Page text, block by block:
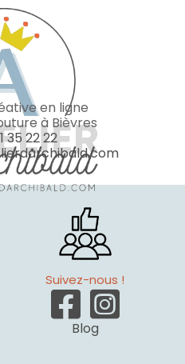
en ligne
à Bièvres
35 22 22
Suivez-nous !
Blog